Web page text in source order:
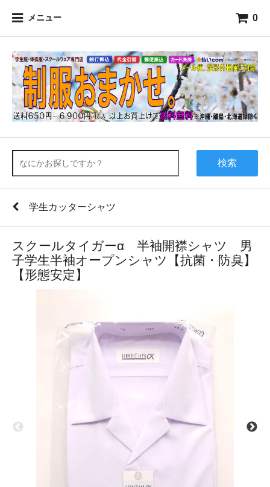
メニュー 0
検索
学生カッターシャツ
スクールタイガーα 半袖開襟シャツ 男
子学生半袖オープンシャツ【抗菌・防臭】
【形態安定】